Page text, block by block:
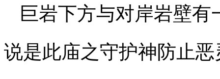
巨岩下方与对岸岩壁
说是此庙之守护神防止